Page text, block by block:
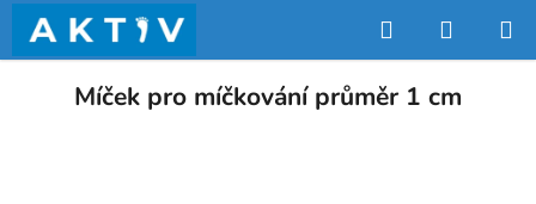
obsah
Hledat
KOŠÍK
Míček pro míčkování průměr 1 cm